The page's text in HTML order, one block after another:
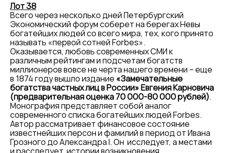
Лот 38
Всего через несколько дней Петербургский
Экономический форум соберет на берегах Невы
богатейших людей со всего мира, тех, кого принято
называть «первой сотней Forbes».
Оказывается, любовь современных СМИ к
различным рейтингам и подсчетам богатств
миллионеров вовсе не черта нашего времени – еще
в 1874 году вышло издание «Замечательные
богатства частных лиц в России» Евгения Карновича
(предварительная оценка 70 000-80 000 рублей).
Монография представляет собой аналог
современного списка богатейших людей Forbes.
Автор рассматривает финансовое состояние
известнейших персон и фамилий в период от Ивана
Грозного до Александра I. Он исследует, а местами